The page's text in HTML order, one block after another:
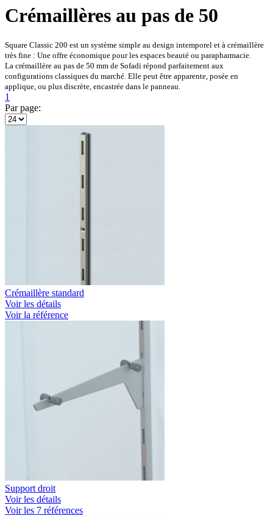
Crémaillères au pas de 50
Square Classic 200 est un système simple au design intemporel et à crémaillère
très fine : Une offre économique pour les espaces beauté ou parapharmacie.
La crémaillère au pas de 50 mm de Sofadi répond parfaitement aux
configurations classiques du marché. Elle peut être apparente, posée en
applique, ou plus discrète, encastrée dans le panneau.
1
Par page:
Crémaillère standard
Voir les détails
Voir la référence
Support droit
Voir les détails
Voir les 7 références